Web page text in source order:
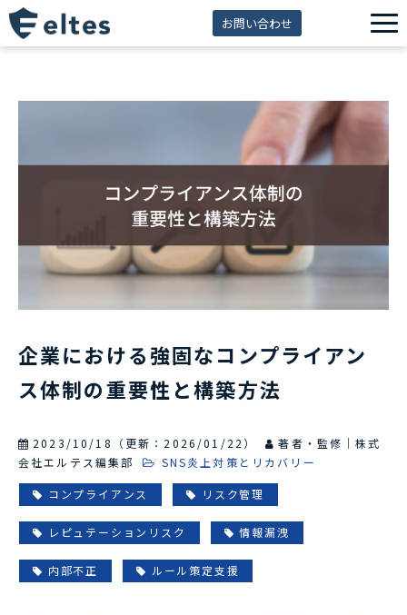
お問い合わせ
解決できる課題
導入事例
eltes insight
企業における強固なコンプライアン
ス体制の重要性と構築方法
2023/10/18 （更新： 2026/01/22 ）
著者・監修｜株式
会社エルテス編集部
SNS炎上対策とリカバリー
コンプライアンス リスク管理
レピュテーションリスク 情報漏洩
内部不正 ルール策定支援